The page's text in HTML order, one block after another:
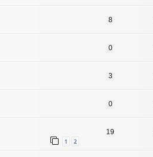
8
0
3
0
1 2
19